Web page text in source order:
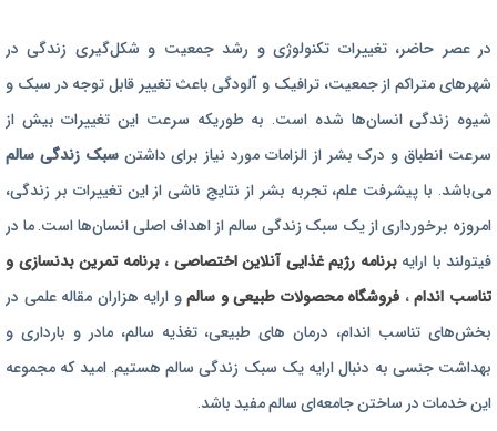
رژیم غذایی بارداری
برنامه رژیم درمانی
برنامه تمرین بدنسازی
برنامه تمرینی
محصولات طبیعی و سالم
در عصر حاضر،‌ تغییرات تکنولوژی و رشد جمعیت و شکل‌گیری زندگی‌ در
شهرهای متراکم از جمعیت، ترافیک و آلودگی باعث تغییر قابل توجه در سبک و
شیوه زندگی انسان‌ها شده است. به طوریکه سرعت این تغییرات بیش از
سرعت انطباق و درک بشر از الزامات مورد نیاز برای داشتنسبک زندگی سالم
می‌باشد. با پیشرفت علم، تجربه بشر از نتایج ناشی از این تغییرات بر زندگی،
امروزه برخورداری از یک سبک زندگی سالم از اهداف اصلی انسان‌ها است. ما در
فیتولند با ارایهبرنامه رژیم غذایی آنلاین اختصاصی ،برنامه تمرین بدنسازی و
تناسب اندام، فروشگاه محصولات طبیعی و سالمو ارایه هزاران مقاله علمی در
بخش‌های تناسب اندام، درمان های طبیعی، تغذیه سالم، مادر و بارداری و
بهداشت جنسی به دنبال ارایه یک سبک زندگی سالم هستیم. امید که مجموعه
این خدمات در ساختن جامعه‌ای سالم مفید باشد.